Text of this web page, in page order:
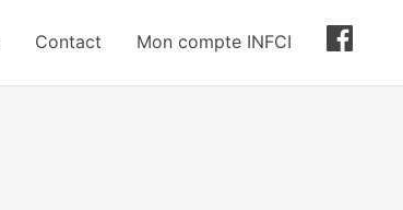
Contact Mon compte INFCI